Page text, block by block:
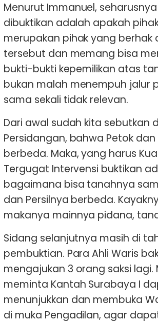
Menurut Immanuel,
dibuktikan adalah apakah
merupakan pihak yang berhak
tersebut dan memang bisa
bukti-bukti kepemilikan atas
bukan malah menempuh jalur
sama sekali tidak relevan.
Dari awal sudah kita sebutkan
Persidangan, bahwa Petok dan
berbeda. Maka, yang harus
Tergugat Intervensi buktikan
bagaimana bisa tanahnya
dan Persilnya berbeda.
makanya mainnya pidana,
Sidang selanjutnya masih di
pembuktian. Para Ahli Waris
mengajukan 3 orang saksi lagi.
meminta Kantah Surabaya I
menunjukkan dan membuka
di muka Pengadilan, agar